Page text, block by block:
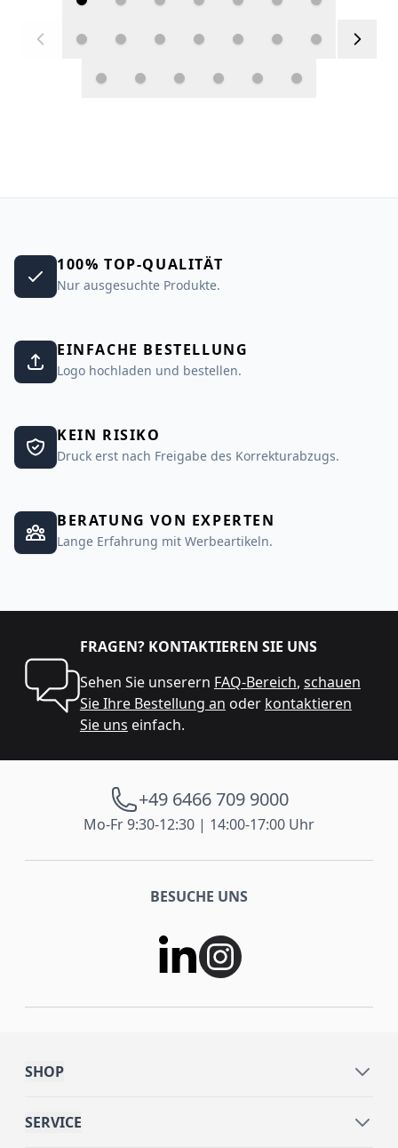
100% TOP-QUALITÄT
Nur ausgesuchte Produkte.
EINFACHE BESTELLUNG
Logo hochladen und bestellen.
KEIN RISIKO
Druck erst nach Freigabe des Korrekturabzugs.
BERATUNG VON EXPERTEN
Lange Erfahrung mit Werbeartikeln.
FRAGEN? KONTAKTIEREN SIE UNS
Sehen Sie unserern FAQ-Bereich, schauen
Sie Ihre Bestellung an oder kontaktieren
Sie uns einfach.
+49 6466 709 9000
Mo-Fr 9:30-12:30 | 14:00-17:00 Uhr
BESUCHE UNS
SHOP
SERVICE